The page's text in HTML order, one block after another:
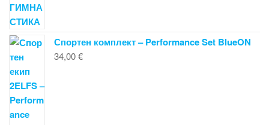
Спортен комплект – Performance Set BlueON
34,00€